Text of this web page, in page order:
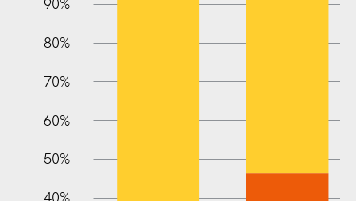
100%
90%
80%
70%
60%
50%